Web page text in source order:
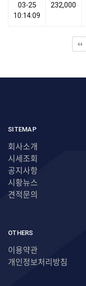
03-25
10:14:09
232,000
SITEMAP
회사소개
시세조회
공지사항
시황뉴스
견적문의
OTHERS
이용약관
개인정보처리방침